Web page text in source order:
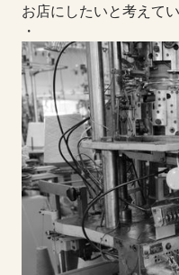
お店にしたいと考えてい
・